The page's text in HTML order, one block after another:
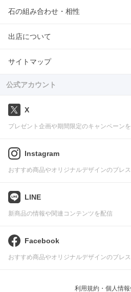
石の組み合わせ・相性
出店について
サイトマップ
公式アカウント
X
プレゼント企画や期間限定のキャンペーン
Instagram
おすすめ商品やオリジナルデザインのブレ
LINE
新商品の情報や関連コンテンツを配信
Facebook
おすすめ商品やオリジナルデザインのブレ
利用規約・個人情